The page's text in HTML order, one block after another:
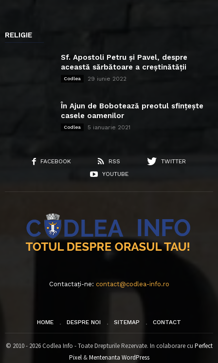
RELIGIE
Sf. Apostoli Petru și Pavel, despre
această sărbătoare a creștinătății
Codlea 29 iunie 2022
În Ajun de Bobotează preotul sfințește
casele oamenilor
Codlea 5 ianuarie 2021
FACEBOOK RSS
TWITTER
YOUTUBE
Contactați-ne: contact@codlea-info.ro
HOME DESPRE NOI SITEMAP CONTACT
© 2010 - 2026 Codlea Info - Toate Drepturile Rezervate. In colaborare cu Perfect
Pixel&Mentenanta WordPress